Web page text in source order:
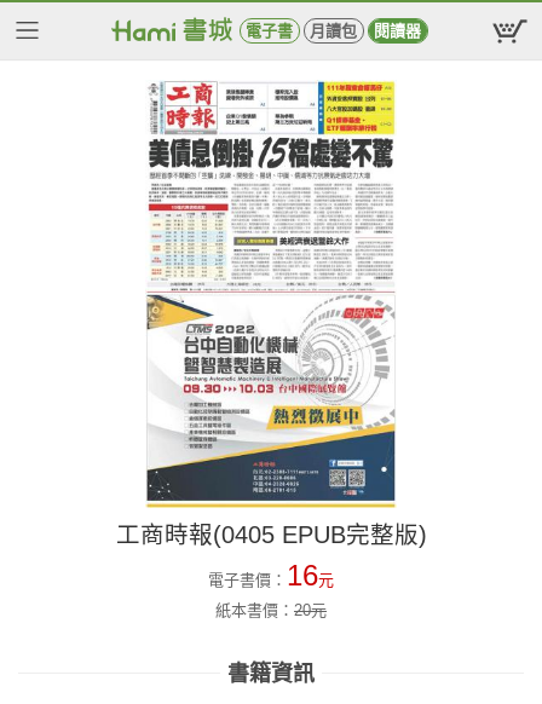
電子書 月讀包 閱讀器
工商時報(0405 EPUB完整版)
電子書價： 16元
紙本書價： 20元
書籍資訊